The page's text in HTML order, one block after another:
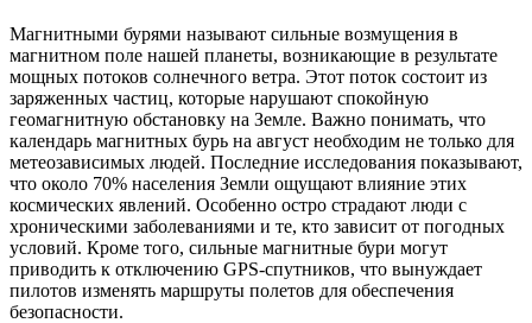
Магнитными бурями называют сильные возмущения в
магнитном поле нашей планеты, возникающие в результате
мощных потоков солнечного ветра. Этот поток состоит из
заряженных частиц, которые нарушают спокойную
геомагнитную обстановку на Земле. Важно понимать, что
календарь магнитных бурь на август необходим не только для
метеозависимых людей. Последние исследования показывают,
что около 70% населения Земли ощущают влияние этих
космических явлений. Особенно остро страдают люди с
хроническими заболеваниями и те, кто зависит от погодных
условий. Кроме того, сильные магнитные бури могут
приводить к отключению GPS-спутников, что вынуждает
пилотов изменять маршруты полетов для обеспечения
безопасности.